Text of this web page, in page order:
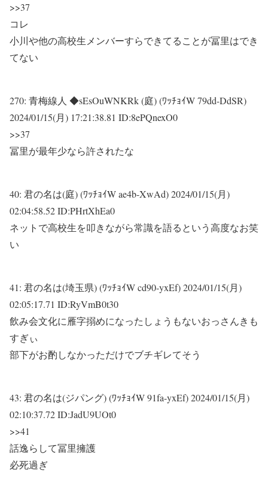
>>37
コレ
小川や他の高校生メンバーすらできてることが冨里はでき
てない
270: 青梅線人 ◆sEsOuWNKRk (庭) (ﾜｯﾁｮｲW 79dd-DdSR)
2024/01/15(月) 17:21:38.81 ID:8ePQnexO0
>>37
冨里が最年少なら許されたな
40: 君の名は(庭) (ﾜｯﾁｮｲW ae4b-XwAd)2024/01/15(月)
02:04:58.52 ID:PHrtXhEa0
ネットで高校生を叩きながら常識を語るという高度なお笑
い
41: 君の名は(埼玉県) (ﾜｯﾁｮｲW cd90-yxEf)2024/01/15(月)
02:05:17.71 ID:RyVmB0t30
飲み会文化に雁字搦めになったしょうもないおっさんきも
すぎぃ
部下がお酌しなかっただけでブチギレてそう
43: 君の名は(ジパング) (ﾜｯﾁｮｲW 91fa-yxEf)2024/01/15(月)
02:10:37.72 ID:JadU9UOt0
>>41
話逸らして冨里擁護
必死過ぎ